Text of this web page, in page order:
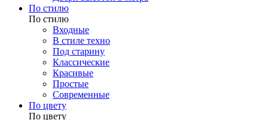
По стилю
По стилю
Входные
В стиле техно
Под старину
Классические
Красивые
Простые
Современные
По цвету
По цвету